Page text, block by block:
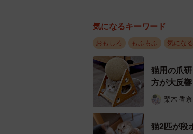
気になるキーワード
おもしろ もふもふ 気になる
猫用の爪
方が大反
梨木 香奈
猫2匹が段